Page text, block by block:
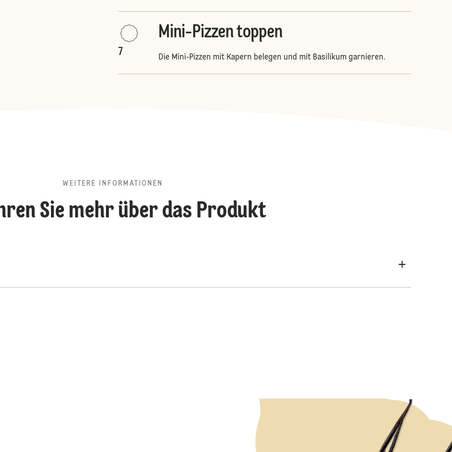
7
Mini-Pizzen toppen
Die Mini-Pizzen mit Kapern belegen und mit Basilikum garnieren.
WEITERE INFORMATIONEN
Sie mehr über das Produkt